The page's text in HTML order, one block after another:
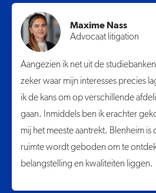
Maxime Nass
Advocaat litigation
Aangezien ik net uit de
zeker waar mijn interesses precies
ik de kans om op verschillende
gaan. Inmiddels ben ik erachter
mij het meeste aantrekt. Blenheim is
ruimte wordt geboden om te
belangstelling en kwaliteiten liggen.